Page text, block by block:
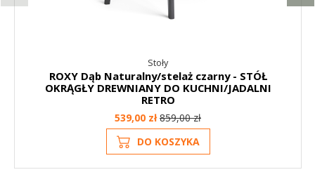
Stoły
ROXY Dąb Naturalny/stelaż czarny - STÓŁ
OKRĄGŁY DREWNIANY DO KUCHNI/JADALNI
RETRO
539,00 zł859,00 zł
DO KOSZYKA